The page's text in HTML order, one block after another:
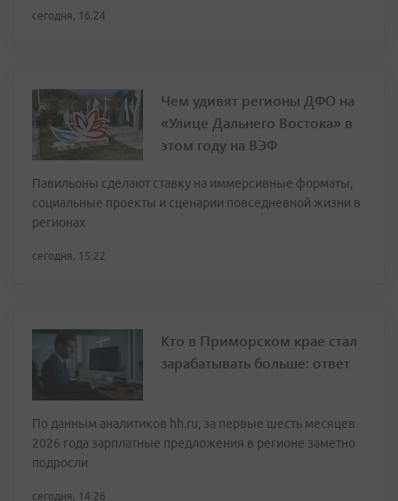
сегодня, 16:24
Чем удивят регионы ДФО на
«Улице Дальнего Востока» в
этом году на ВЭФ
Павильоны сделают ставку на иммерсивные форматы,
социальные проекты и сценарии повседневной жизни в
регионах
сегодня, 15:22
Кто в Приморском крае стал
зарабатывать больше: ответ
По данным аналитиков hh.ru, за первые шесть месяцев
2026 года зарплатные предложения в регионе заметно
подросли
сегодня, 14:26